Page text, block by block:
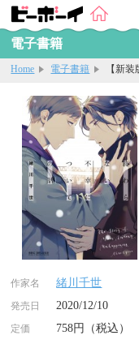
電子書籍
Home 電子書籍 【新
作家名 緒川千世
発売日 2020/12/10
定価 758円（税込）